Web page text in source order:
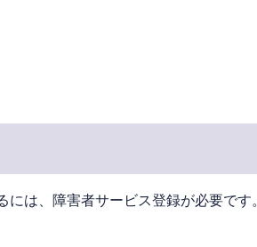
には、障害者サービス登録が必要です